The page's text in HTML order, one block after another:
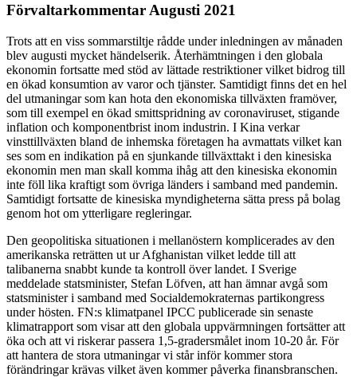
Förvaltarkommentar Augusti 2021
Trots att en viss sommarstiltje rådde under inledningen av månaden
blev augusti mycket händelserik. Återhämtningen i den globala
ekonomin fortsatte med stöd av lättade restriktioner vilket bidrog till
en ökad konsumtion av varor och tjänster. Samtidigt finns det en hel
del utmaningar som kan hota den ekonomiska tillväxten framöver,
som till exempel en ökad smittspridning av coronaviruset, stigande
inflation och komponentbrist inom industrin. I Kina verkar
vinsttillväxten bland de inhemska företagen ha avmattats vilket kan
ses som en indikation på en sjunkande tillväxttakt i den kinesiska
ekonomin men man skall komma ihåg att den kinesiska ekonomin
inte föll lika kraftigt som övriga länders i samband med pandemin.
Samtidigt fortsatte de kinesiska myndigheterna sätta press på bolag
genom hot om ytterligare regleringar.
Den geopolitiska situationen i mellanöstern komplicerades av den
amerikanska reträtten ut ur Afghanistan vilket ledde till att
talibanerna snabbt kunde ta kontroll över landet. I Sverige
meddelade statsminister, Stefan Löfven, att han ämnar avgå som
statsminister i samband med Socialdemokraternas partikongress
under hösten. FN:s klimatpanel IPCC publicerade sin senaste
klimatrapport som visar att den globala uppvärmningen fortsätter att
öka och att vi riskerar passera 1,5-gradersmålet inom 10-20 år. För
att hantera de stora utmaningar vi står inför kommer stora
förändringar krävas vilket även kommer påverka finansbranschen.